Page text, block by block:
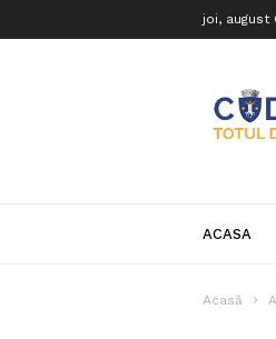
joi, august
Info
ACASA
Acasă